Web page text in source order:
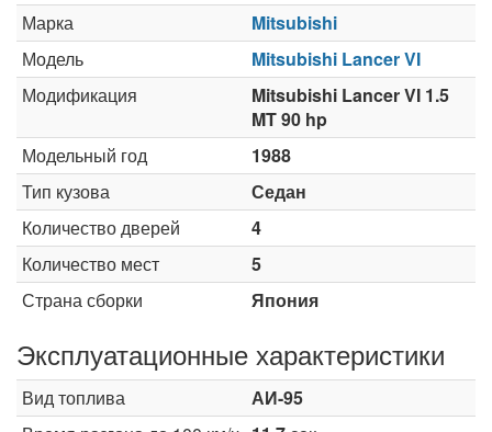
Марка
Mitsubishi
Модель
Mitsubishi Lancer VI
Модификация
Mitsubishi Lancer VI 1.5
MT 90 hp
Модельный год
1988
Тип кузова
Седан
Количество дверей
4
Количество мест
5
Страна сборки
Япония
Эксплуатационные характеристики
Вид топлива
АИ-95